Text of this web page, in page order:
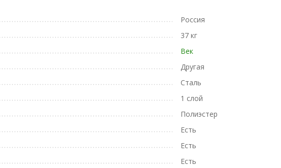
Россия
37 кг
Век
Другая
Сталь
1 слой
Полиэстер
Есть
Есть
Есть